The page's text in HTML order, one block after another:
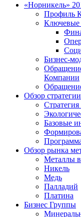
«Норникель»
Профиль
Ключевые
Бизнес-
Компании
Обзор стратегии
Базовые
Обзор рынка
Металлы в
Никель
Медь
Палладий
Платина
Бизнес Группы